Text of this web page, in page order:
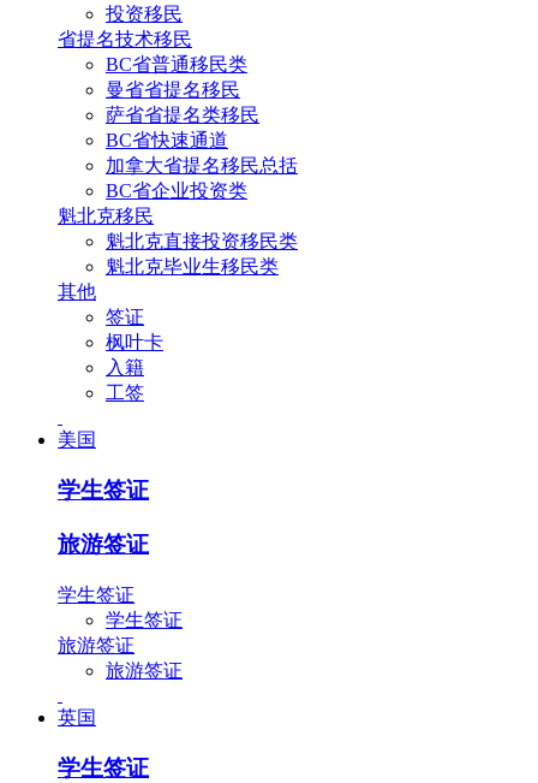
投资移民
省提名技术移民
BC省普通移民类
曼省省提名移民
萨省省提名类移民
BC省快速通道
加拿大省提名移民总括
BC省企业投资类
魁北克移民
魁北克直接投资移民类
魁北克毕业生移民类
其他
签证
枫叶卡
入籍
工签
美国
学生签证
旅游签证
学生签证
学生签证
旅游签证
旅游签证
英国
学生签证